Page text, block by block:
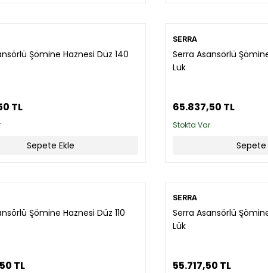
Şömine Haznesi Düz 140
TL
Sepete Ekle
SERRA
Serra Asansörlü
Luk
65.837,50 TL
Stokta Var
Sepete
Şömine Haznesi Düz 110
TL
SERRA
Serra Asansörlü
Lük
55.717,50 TL